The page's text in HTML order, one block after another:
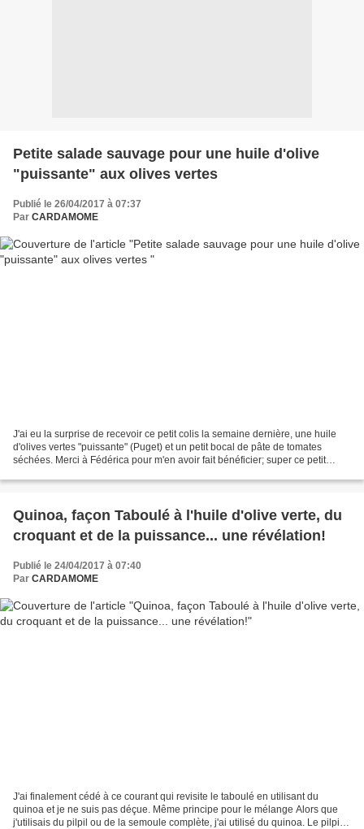
Petite salade sauvage pour une huile d'olive
"puissante" aux olives vertes
Publié le 26/04/2017 à 07:37
Par CARDAMOME
J'ai eu la surprise de recevoir ce petit colis la semaine dernière, une huile
d'olives vertes "puissante" (Puget) et un petit bocal de pâte de tomates
séchées. Merci à Fédérica pour m'en avoir fait bénéficier; super ce petit
Quinoa, façon Taboulé à l'huile d'olive verte, du
croquant et de la puissance... une révélation!
Publié le 24/04/2017 à 07:40
Par CARDAMOME
J'ai finalement cédé à ce courant qui revisite le taboulé en utilisant du
quinoa et je ne suis pas déçue. Même principe pour le mélange Alors que
j'utilisais du pilpil ou de la semoule complète, j'ai utilisé du quinoa. Le pilpil